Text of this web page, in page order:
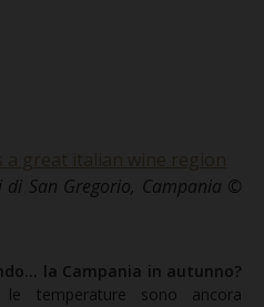
San Gregorio, Campania ©
la Campania in autunno?
temperature sono ancora